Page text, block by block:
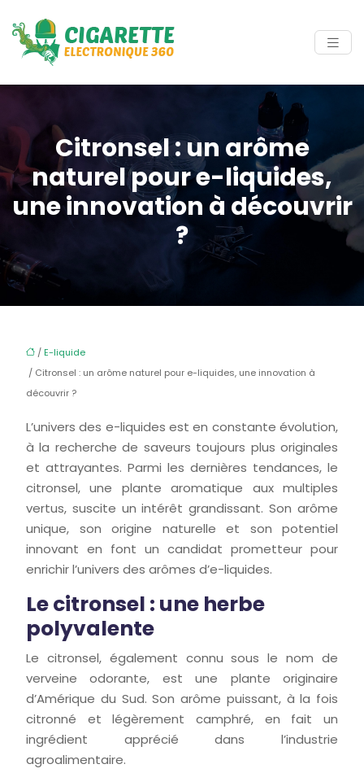
Citronsel : un arôme
naturel pour e-liquides,
une innovation à découvrir
?
/ E-liquide
/ Citronsel : un arôme naturel pour e-liquides, une innovation à
découvrir ?
L’univers des e-liquides est en constante évolution,
à la recherche de saveurs toujours plus originales
et attrayantes. Parmi les dernières tendances, le
citronsel, une plante aromatique aux multiples
vertus, suscite un intérêt grandissant. Son arôme
unique, son origine naturelle et son potentiel
innovant en font un candidat prometteur pour
enrichir l’univers des arômes d’e-liquides.
Le citronsel : une herbe
polyvalente
Le citronsel, également connu sous le nom de
verveine odorante, est une plante originaire
d’Amérique du Sud. Son arôme puissant, à la fois
citronné et légèrement camphré, en fait un
ingrédient apprécié dans l’industrie
agroalimentaire.